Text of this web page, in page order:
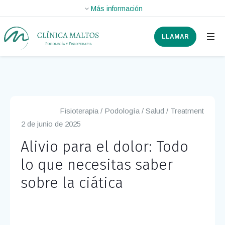
LLAMAR
Fisioterapia / Podología /Salud / Treatment
2 de junio de 2025
Alivio para el dolor: Todo
lo que necesitas saber
sobre la ciática